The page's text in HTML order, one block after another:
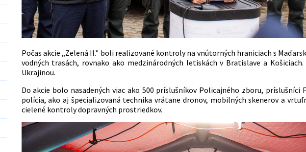
Počas akcie „Zelená II." boli realizované kontroly na vnútorných hraniciach s
vodných trasách, rovnako ako medzinárodných letiskách v Bratislave a
Ukrajinou.
Do akcie bolo nasadených viac ako 500 príslušníkov Policajného zboru, príslušníci
polícia, ako aj špecializovaná technika vrátane dronov, mobilných skenerov a
cielené kontroly dopravných prostriedkov.